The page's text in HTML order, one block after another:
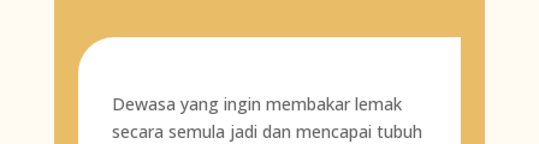
Dewasa yang ingin membakar lemak
secara semula jadi dan mencapai tubuh